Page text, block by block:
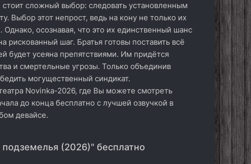
сложный выбор: следовать установленным
Выбор этот непрост, ведь на кону не только их
осознавая, что это их единственный шанс
рискованный шаг. Братья готовы поставить всё
будет усеяна препятствиями. Им придётся
и смертельные угрозы. Только объединив
могущественный синдикат.
Novinka-2026, где Вы можете смотреть
до конца бесплатно с лучшей озвучкой в
девайсе.
(2026)" бесплатно